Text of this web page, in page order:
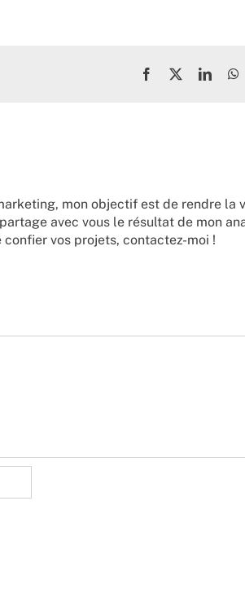
Facebook
X
mon objectif est de rendre la
avec vous le résultat de mon
confier vos projets, contactez-moi !